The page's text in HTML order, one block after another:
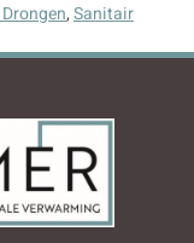
,Sanitair